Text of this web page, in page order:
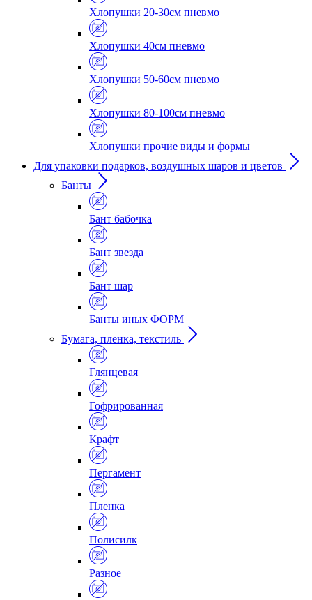
Хлопушки 20-30см пневмо
Хлопушки 40см пневмо
Хлопушки 50-60см пневмо
Хлопушки 80-100см пневмо
Хлопушки прочие виды и формы
Для упаковки подарков, воздушных шаров и цветов
Банты
Бант бабочка
Бант звезда
Бант шар
Банты иных ФОРМ
Бумага, пленка, текстиль
Глянцевая
Гофрированная
Крафт
Пергамент
Пленка
Полисилк
Разное